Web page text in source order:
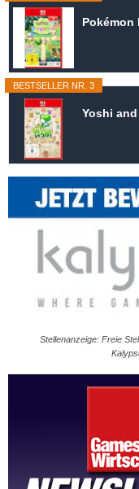
Pokémon
BESTSELLER NR. 3
Yoshi
Stellenanzeige: Freie